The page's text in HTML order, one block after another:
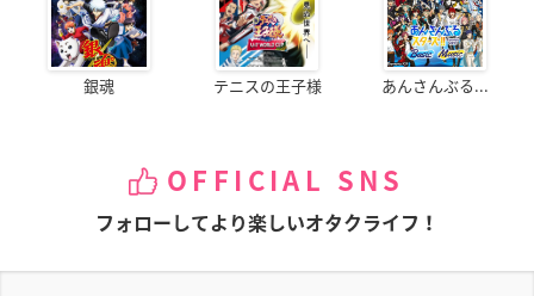
銀魂 テニスの王子様 あんさんぶる...
OFFICIAL SNS
フォローしてより楽しいオタクライフ！